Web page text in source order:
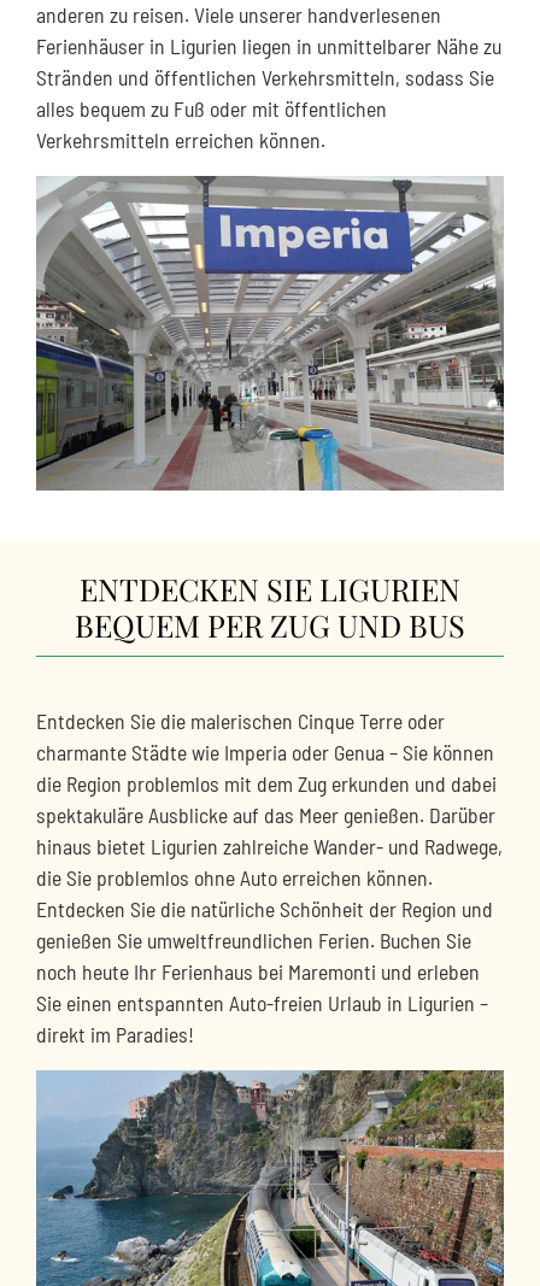
anderen zu reisen. Viele unserer handverlesenen
Ferienhäuser in Ligurien liegen in unmittelbarer Nähe zu
Stränden und öffentlichen Verkehrsmitteln, sodass Sie
alles bequem zu Fuß oder mit öffentlichen
Verkehrsmitteln erreichen können.
ENTDECKEN SIE LIGURIEN
BEQUEM PER ZUG UND BUS
Entdecken Sie die malerischen Cinque Terre oder
charmante Städte wie Imperia oder Genua – Sie können
die Region problemlos mit dem Zug erkunden und dabei
spektakuläre Ausblicke auf das Meer genießen. Darüber
hinaus bietet Ligurien zahlreiche Wander- und Radwege,
die Sie problemlos ohne Auto erreichen können.
Entdecken Sie die natürliche Schönheit der Region und
genießen Sie umweltfreundlichen Ferien. Buchen Sie
noch heute Ihr Ferienhaus bei Maremonti und erleben
Sie einen entspannten Auto-freien Urlaub in Ligurien –
direkt im Paradies!